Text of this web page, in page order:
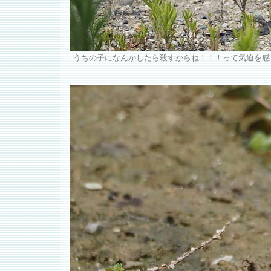
うちの子になんかしたら殺すからね！！！って気迫を